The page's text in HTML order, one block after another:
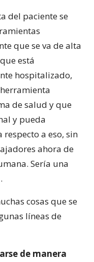
del paciente se
que se va de alta
está
hospitalizado,
de salud y que
y pueda
a eso, sin
ahora de
Sería una
cosas que se
líneas de
de manera